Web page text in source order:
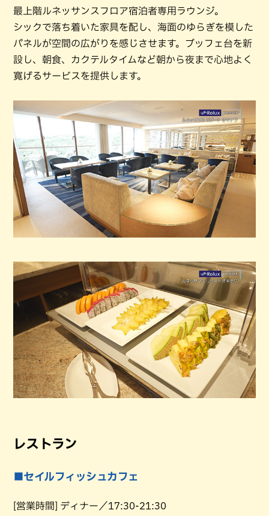
最上階ルネッサンスフロア宿泊者専用ラウンジ。
シックで落ち着いた家具を配し、海面のゆらぎを模した
パネルが空間の広がりを感じさせます。ブッフェ台を新
設し、朝食、カクテルタイムなど朝から夜まで心地よく
寛げるサービスを提供します。
レストラン
■セイルフィッシュカフェ
[営業時間] ディナー／17:30-21:30